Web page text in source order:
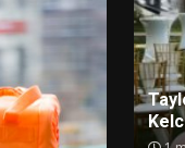
Travis
Ray